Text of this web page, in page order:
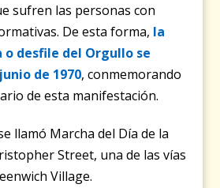
sufren las personas con
De esta forma, la
desfile del Orgullo se
de 1970, conmemorando
de esta manifestación.
llamó Marcha del Día de la
Street, una de las vías
Village.